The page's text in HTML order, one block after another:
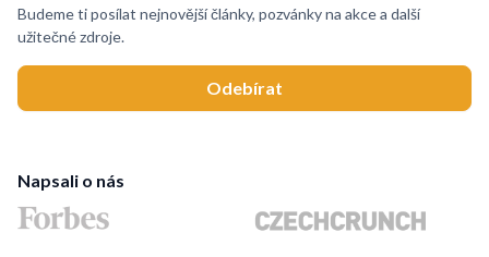
Budeme ti posílat nejnovější články, pozvánky na akce a další
užitečné zdroje.
Napsali o nás